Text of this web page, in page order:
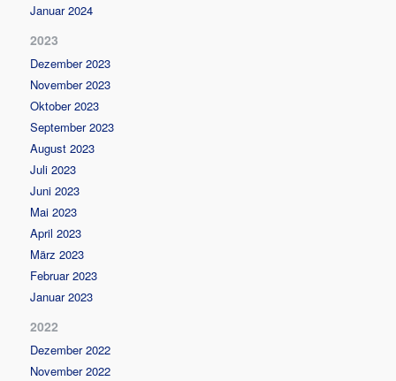
Januar 2024
2023
Dezember 2023
November 2023
Oktober 2023
September 2023
August 2023
Juli 2023
Juni 2023
Mai 2023
April 2023
März 2023
Februar 2023
Januar 2023
2022
Dezember 2022
November 2022